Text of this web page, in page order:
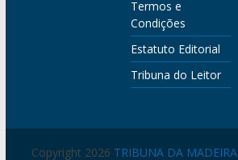
Termos e
Condições
Estatuto Editorial
Tribuna do Leitor
Copyright 2026 TRIBUNA DA MADEIRA